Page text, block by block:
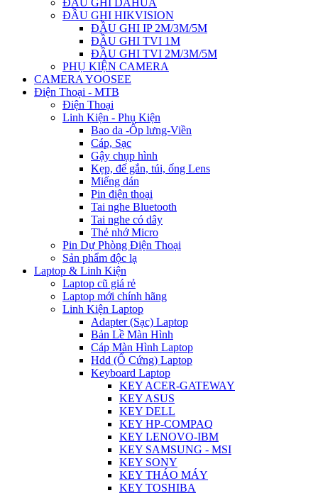
ĐẦU GHI HIKVISION
ĐẦU GHI IP 2M/3M/5M
ĐẦU GHI TVI 1M
ĐẦU GHI TVI 2M/3M/5M
PHỤ KIỆN CAMERA
CAMERA YOOSEE
Điện Thoại - MTB
Điện Thoại
Linh Kiện - Phụ Kiện
Bao da -Ốp lưng-Viền
Cáp, Sạc
Gậy chụp hình
Kẹp, đế gắn, túi, ống Lens
Miếng dán
Pin điện thoại
Tai nghe Bluetooth
Tai nghe có dây
Thẻ nhớ Micro
Pin Dự Phòng Điện Thoại
Sản phẩm độc lạ
Laptop & Linh Kiện
Laptop cũ giá rẻ
Laptop mới chính hãng
Linh Kiện Laptop
Adapter (Sạc) Laptop
Bản Lề Màn Hình
Cáp Màn Hình Laptop
Hdd (Ổ Cứng) Laptop
Keyboard Laptop
KEY ACER-GATEWAY
KEY ASUS
KEY DELL
KEY HP-COMPAQ
KEY LENOVO-IBM
KEY SAMSUNG - MSI
KEY SONY
KEY THÁO MÁY
KEY TOSHIBA